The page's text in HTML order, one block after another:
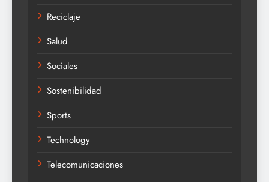
Reciclaje
Salud
Sociales
Sostenibilidad
Sports
Technology
Telecomunicaciones